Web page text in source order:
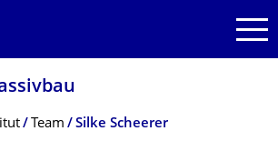
Team Silke Scheerer